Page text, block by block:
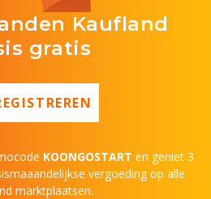
Kaufland
gratis
KOONGOSTART en geniet 3
vergoeding op alle
marktplaatsen.